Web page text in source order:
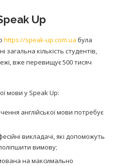
Up
https://speak-up.com.ua була
загальна кількість студентів,
вже перевищує 500 тисяч
мови у Speak Up:
англійської мови потребує
викладачі, які допоможуть
вимову;
на максимально